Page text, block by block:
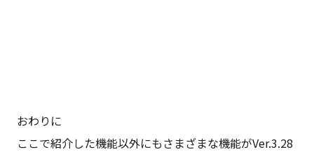
おわりに
ここで紹介した機能以外にもさまざまな機能がVer.3.28